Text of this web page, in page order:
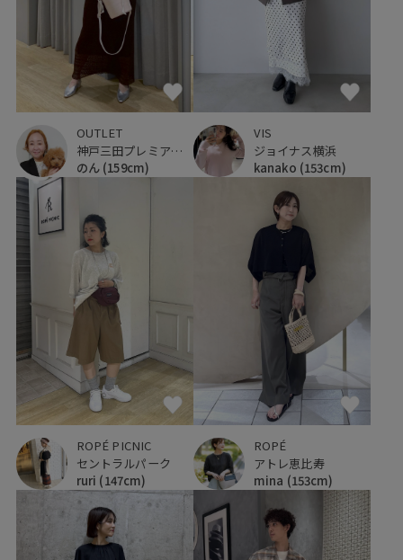
OUTLET
神戸三田プレミアム・アウトレット
のん (159cm)
VIS
ジョイナス横浜
kanako (153cm)
ROPÉ PICNIC
セントラルパーク
ruri (147cm)
ROPÉ
アトレ恵比寿
mina (153cm)